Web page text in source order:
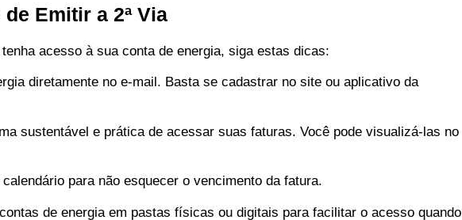
Emitir a 2ª Via
acesso à sua conta de energia, siga estas dicas:
diretamente no e-mail. Basta se cadastrar no site ou aplicativo da
sustentável e prática de acessar suas faturas. Você pode visualizá-las no
para não esquecer o vencimento da fatura.
de energia em pastas físicas ou digitais para facilitar o acesso quando